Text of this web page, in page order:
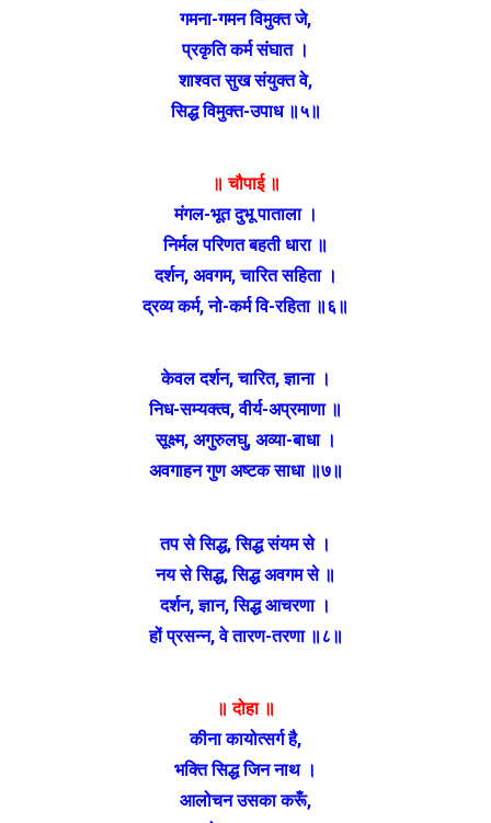
गमना-गमन विमुक्त जे,
प्रकृति कर्म संघात ।
शाश्वत सुख संयुक्त वे,
सिद्ध विमुक्त-उपाध ॥५॥
॥ चौपाई ॥
मंगल-भूत दुभू पाताला ।
निर्मल परिणत बहती धारा ॥
दर्शन, अवगम, चारित सहिता ।
द्रव्य कर्म, नो-कर्म वि-रहिता ॥६॥
केवल दर्शन, चारित, ज्ञाना ।
निध-सम्यक्त्व, वीर्य-अप्रमाणा ॥
सूक्ष्म, अगुरुलघु, अव्या-बाधा ।
अवगाहन गुण अष्टक साधा ॥७॥
तप से सिद्ध, सिद्ध संयम से ।
नय से सिद्ध, सिद्ध अवगम से ॥
दर्शन, ज्ञान, सिद्ध आचरणा ।
हों प्रसन्न, वे तारण-तरणा ॥८॥
॥ दोहा ॥
कीना कायोत्सर्ग है,
भक्ति सिद्ध जिन नाथ ।
आलोचन उसका करूँ,